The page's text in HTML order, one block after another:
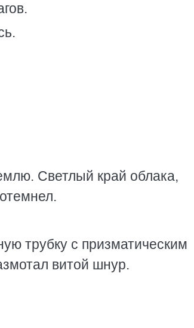
Светлый край облака,
трубку с призматическим
витой шнур.